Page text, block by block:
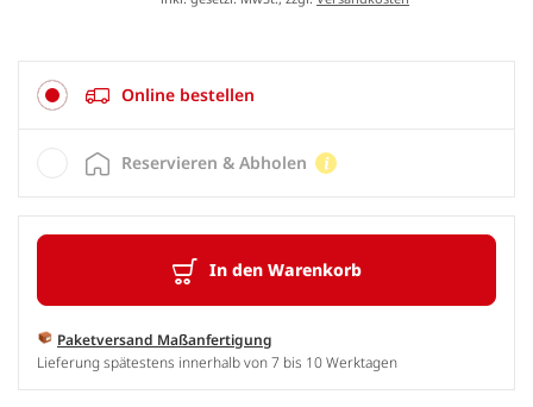
Online bestellen
In den Warenkorb
Paketversand Maßanfertigung
Lieferung spätestens innerhalb von 7 bis 10 Werktagen
Reservieren & Abholen